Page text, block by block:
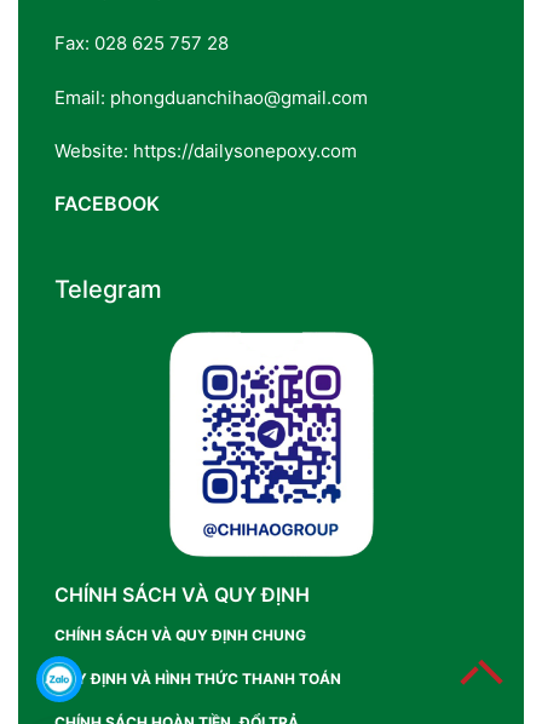
Fax: 028 625 757 28
Email: phongduanchihao@gmail.com
Website: https://dailysonepoxy.com
FACEBOOK
Telegram
CHÍNH SÁCH VÀ QUY ĐỊNH
CHÍNH SÁCH VÀ QUY ĐỊNH CHUNG
QUY ĐỊNH VÀ HÌNH THỨC THANH TOÁN